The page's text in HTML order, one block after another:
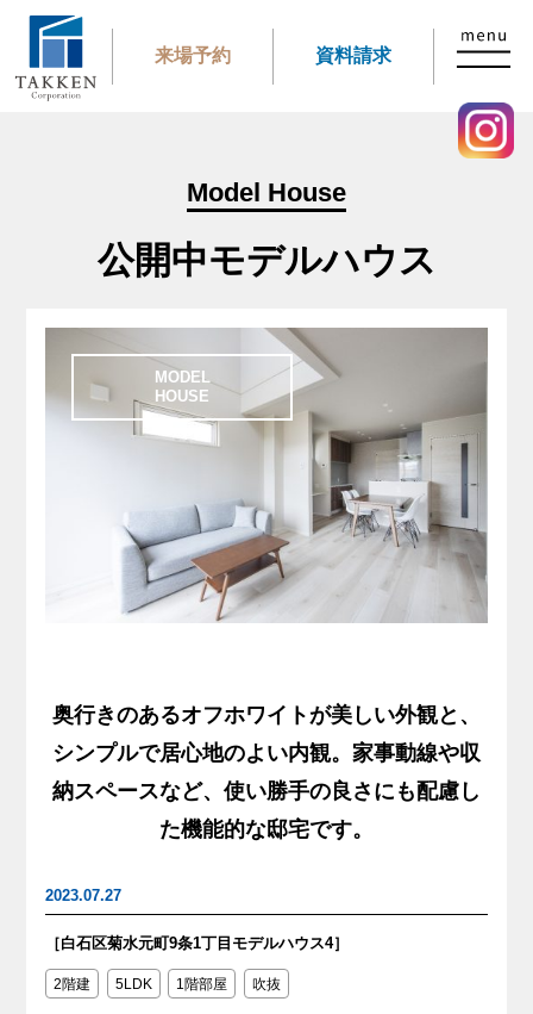
来場予約 資料請求
Model House
公開中モデルハウス
MODEL
HOUSE
奥行きのあるオフホワイトが美しい外観と、
シンプルで居心地のよい内観。家事動線や収
納スペースなど、使い勝手の良さにも配慮し
た機能的な邸宅です。
2023.07.27
［白石区菊水元町9条1丁目モデルハウス4］
2階建 5LDK 1階部屋 吹抜